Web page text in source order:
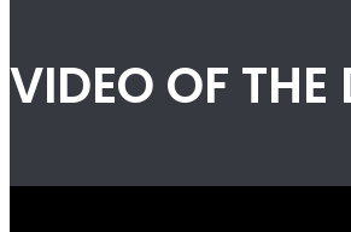
VIDEO OF THE